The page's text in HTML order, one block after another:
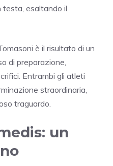
testa, esaltando il
è il risultato di un
di preparazione,
Entrambi gli atleti
straordinaria,
traguardo.
un